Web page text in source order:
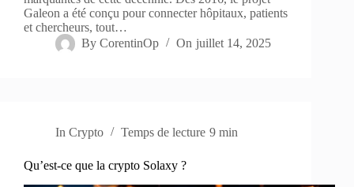
Galeon a été conçu pour connecter hôpitaux, patients
et chercheurs, tout…
By CorentinOp On juillet 14, 2025
In Crypto Temps de lecture 9 min
Qu’est-ce que la crypto Solaxy ?